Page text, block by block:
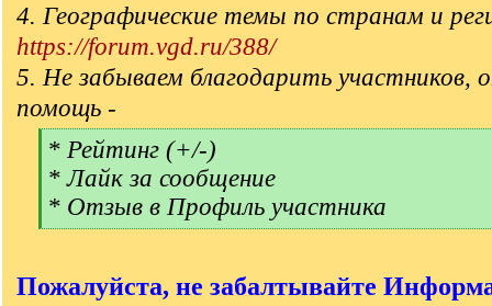
4. Географические темы по странам и
https://forum.vgd.ru/388/
5. Не забываем благодарить участников,
помощь -
[
]
* Рейтинг (+/-)
* Лайк за сообщение
* Отзыв в Профиль участника
[
]
Пожалуйста, не забалтывайте